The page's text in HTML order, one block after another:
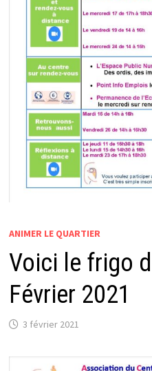
ANIMER LE QUARTIER
Voici le frigo
Février 2021
3 février 2021